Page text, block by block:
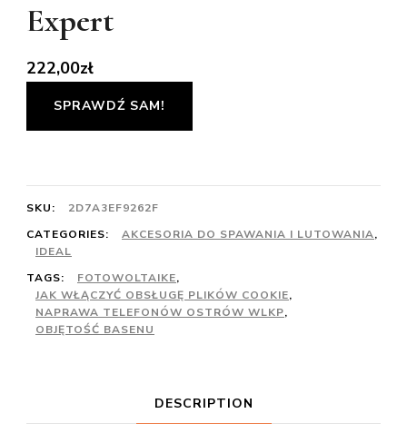
Expert
222,00zł
SPRAWDŹ SAM!
SKU:
2D7A3EF9262F
CATEGORIES:
AKCESORIA DO SPAWANIA I LUTOWANIA,
IDEAL
TAGS:
FOTOWOLTAIKE,
JAK WŁĄCZYĆ OBSŁUGĘ PLIKÓW COOKIE,
NAPRAWA TELEFONÓW OSTRÓW WLKP,
OBJĘTOŚĆ BASENU
DESCRIPTION